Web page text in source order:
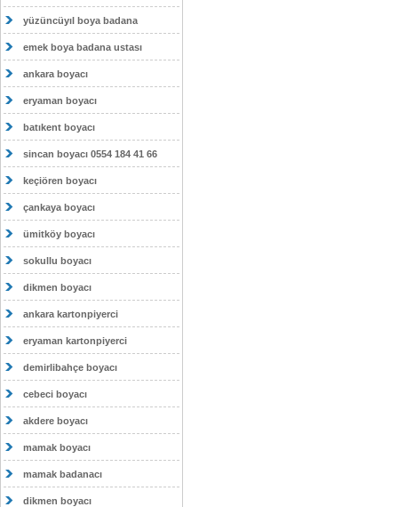
yüzüncüyıl boya badana
emek boya badana ustası
ankara boyacı
eryaman boyacı
batıkent boyacı
sincan boyacı 0554 184 41 66
keçiören boyacı
çankaya boyacı
ümitköy boyacı
sokullu boyacı
dikmen boyacı
ankara kartonpiyerci
eryaman kartonpiyerci
demirlibahçe boyacı
cebeci boyacı
akdere boyacı
mamak boyacı
mamak badanacı
dikmen boyacı